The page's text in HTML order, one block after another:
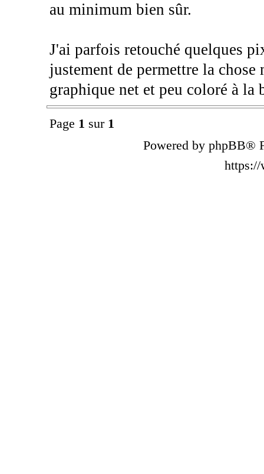
au minimum bien sûr.
J'ai parfois retouché quelques
justement de permettre la
graphique net et peu coloré à la
Page 1 sur 1
Powered by phpBB®
https://